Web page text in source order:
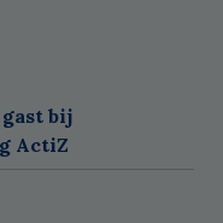
bij
ActiZ